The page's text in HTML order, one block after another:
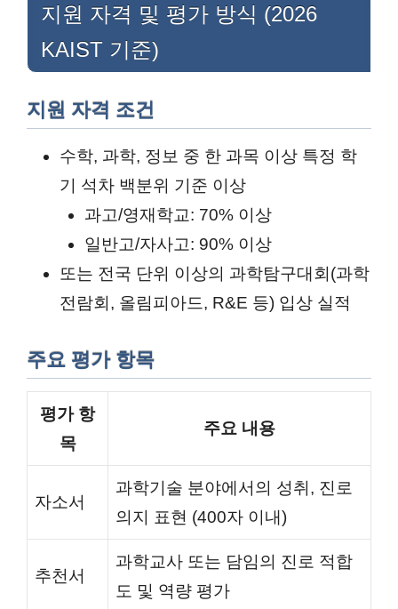
지원 자격 및 평가 방식 (2026
KAIST 기준)
지원 자격 조건
수학, 과학, 정보 중 한 과목 이상 특정 학
기 석차 백분위 기준 이상
과고/영재학교: 70% 이상
일반고/자사고: 90% 이상
또는 전국 단위 이상의 과학탐구대회(과학
전람회, 올림피아드, R&E 등) 입상 실적
주요 평가 항목
평가 항
목
주요 내용
자소서
과학기술 분야에서의 성취, 진로
의지 표현 (400자 이내)
추천서
과학교사 또는 담임의 진로 적합
도 및 역량 평가